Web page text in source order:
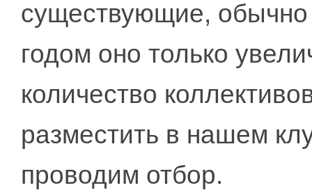
существующие,
годом оно только
количество
разместить в нашем
проводим отбор.